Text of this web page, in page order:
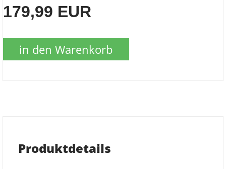
179,99 EUR
in den Warenkorb
Produktdetails